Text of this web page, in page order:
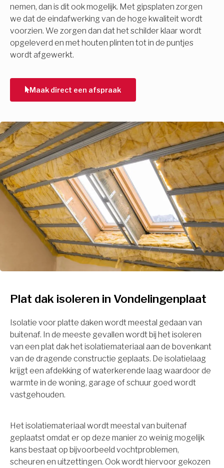
nemen, dan is dit ook mogelijk. Met gipsplaten zorgen
we dat de eindafwerking van de hoge kwaliteit wordt
voorzien. We zorgen dan dat het schilder klaar wordt
opgeleverd en met houten plinten tot in de puntjes
wordt afgewerkt.
Maak direct een afspraak
Plat dak isoleren in Vondelingenplaat
Isolatie voor platte daken wordt meestal gedaan van
buitenaf. In de meeste gevallen wordt bij het isoleren
van een plat dak het isolatiemateriaal aan de bovenkant
van de dragende constructie geplaats. De isolatielaag
krijgt een afdekking of waterkerende laag waardoor de
warmte in de woning, garage of schuur goed wordt
vastgehouden.
Het isolatiemateriaal wordt meestal van buitenaf
geplaatst omdat er op deze manier zo weinig mogelijk
kans bestaat op bijvoorbeeld vochtproblemen,
scheuren en uitzettingen. Ook wordt hiervoor gekozen